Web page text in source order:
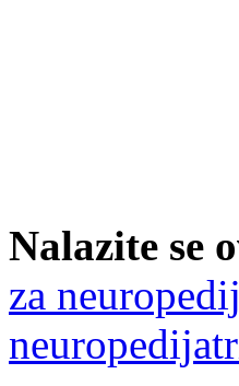
Nalazite se
za